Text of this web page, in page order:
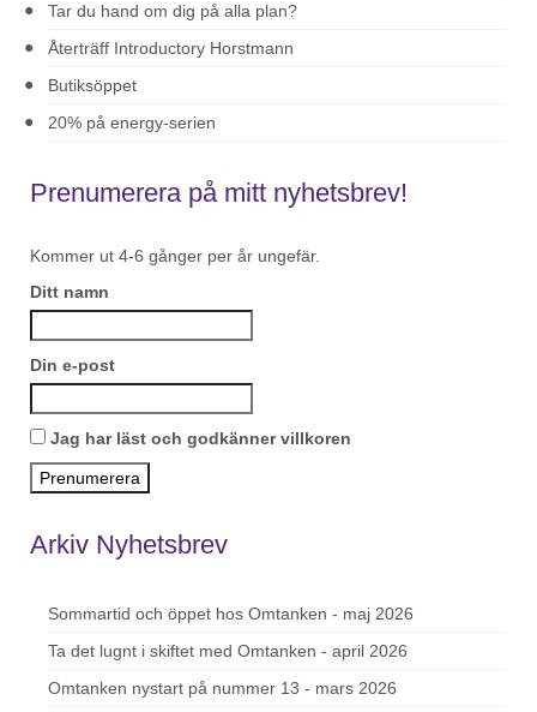
Tar du hand om dig på alla plan?
Återträff Introductory Horstmann
Butiksöppet
20% på energy-serien
Prenumerera på mitt nyhetsbrev!
Kommer ut 4-6 gånger per år ungefär.
Ditt namn
Din e-post
Jag har läst och godkänner villkoren
Arkiv Nyhetsbrev
Sommartid och öppet hos Omtanken - maj 2026
Ta det lugnt i skiftet med Omtanken - april 2026
Omtanken nystart på nummer 13 - mars 2026